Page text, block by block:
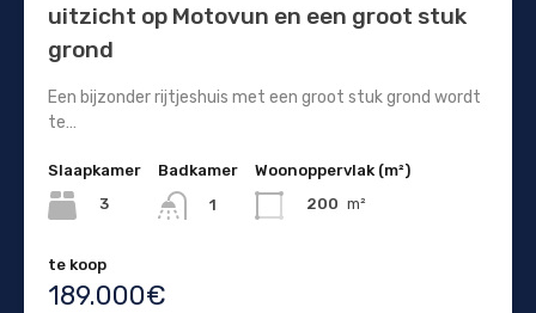
uitzicht op Motovun en een groot stuk
grond
Een bijzonder rijtjeshuis met een groot stuk grond wordt
te…
Slaapkamer
3
Badkamer
1
Woonoppervlak (m²)
200 m²
te koop
189.000€